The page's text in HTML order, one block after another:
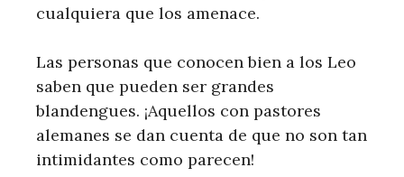
cualquiera que los amenace.
Las personas que conocen bien a los Leo
saben que pueden ser grandes
blandengues. ¡Aquellos con pastores
alemanes se dan cuenta de que no son tan
intimidantes como parecen!